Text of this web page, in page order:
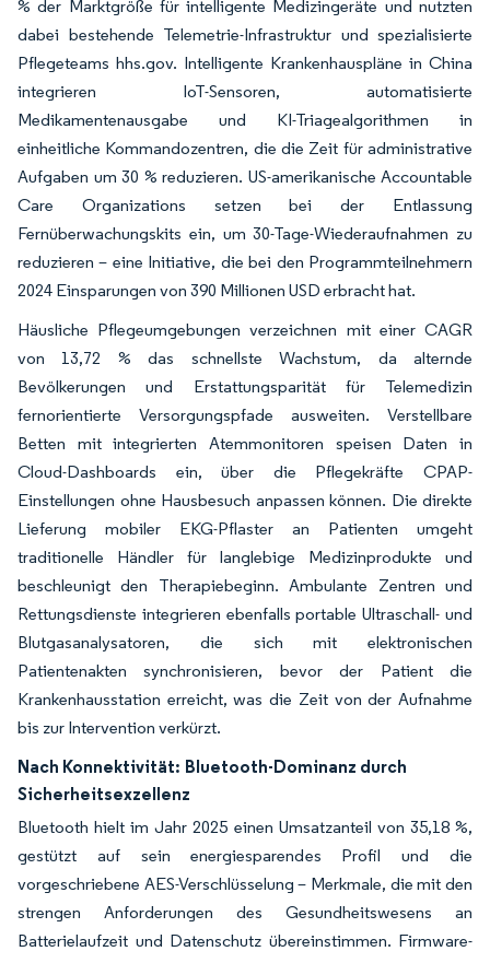
% der Marktgröße für intelligente Medizingeräte und nutzten
dabei bestehende Telemetrie-Infrastruktur und spezialisierte
Pflegeteams hhs.gov. Intelligente Krankenhauspläne in China
integrieren IoT-Sensoren, automatisierte
Medikamentenausgabe und KI-Triagealgorithmen in
einheitliche Kommandozentren, die die Zeit für administrative
Aufgaben um 30 % reduzieren. US-amerikanische Accountable
Care Organizations setzen bei der Entlassung
Fernüberwachungskits ein, um 30-Tage-Wiederaufnahmen zu
reduzieren – eine Initiative, die bei den Programmteilnehmern
2024 Einsparungen von 390 Millionen USD erbracht hat.
Häusliche Pflegeumgebungen verzeichnen mit einer CAGR
von 13,72 % das schnellste Wachstum, da alternde
Bevölkerungen und Erstattungsparität für Telemedizin
fernorientierte Versorgungspfade ausweiten. Verstellbare
Betten mit integrierten Atemmonitoren speisen Daten in
Cloud-Dashboards ein, über die Pflegekräfte CPAP-
Einstellungen ohne Hausbesuch anpassen können. Die direkte
Lieferung mobiler EKG-Pflaster an Patienten umgeht
traditionelle Händler für langlebige Medizinprodukte und
beschleunigt den Therapiebeginn. Ambulante Zentren und
Rettungsdienste integrieren ebenfalls portable Ultraschall- und
Blutgasanalysatoren, die sich mit elektronischen
Patientenakten synchronisieren, bevor der Patient die
Krankenhausstation erreicht, was die Zeit von der Aufnahme
bis zur Intervention verkürzt.
Nach Konnektivität: Bluetooth-Dominanz durch
Sicherheitsexzellenz
Bluetooth hielt im Jahr 2025 einen Umsatzanteil von 35,18 %,
gestützt auf sein energiesparendes Profil und die
vorgeschriebene AES-Verschlüsselung – Merkmale, die mit den
strengen Anforderungen des Gesundheitswesens an
Batterielaufzeit und Datenschutz übereinstimmen. Firmware-